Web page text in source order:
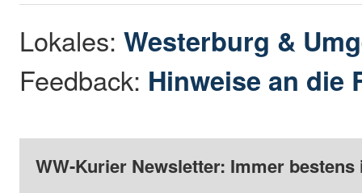
Lokales:Westerburg &
Feedback: Hinweise an die
WW-Kurier Newsletter: Immer